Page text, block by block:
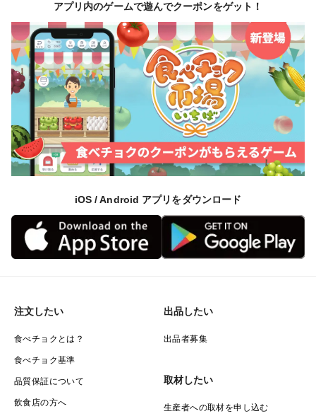
アプリ内のゲームで遊んでクーポンをゲット！
iOS / Android アプリをダウンロード
注文したい
食べチョクとは？
食べチョク基準
品質保証について
飲食店の方へ
出品したい
出品者募集
取材したい
生産者への取材を申し込む